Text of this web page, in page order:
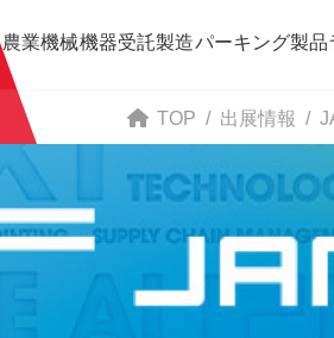
農業機械機器受託製造パーキング製品
TOP 出展情報